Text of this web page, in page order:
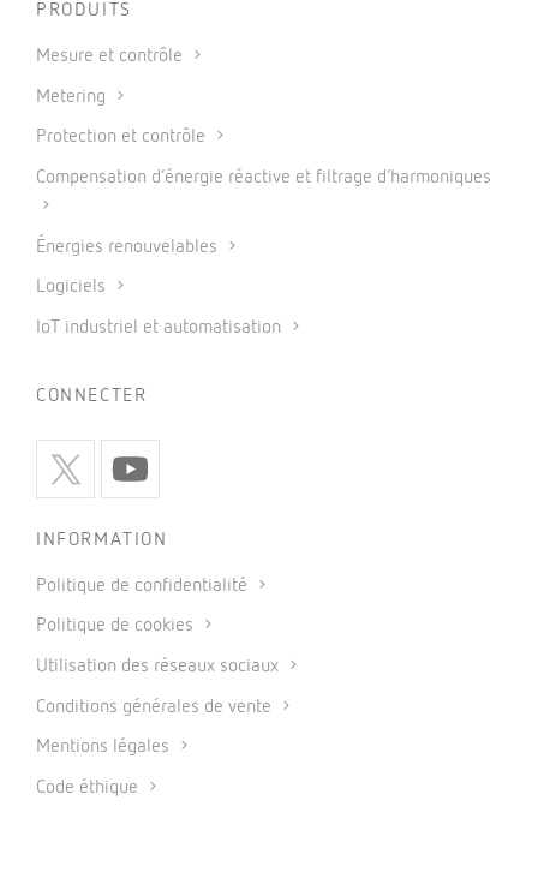
PRODUITS
Mesure et contrôle
Metering
Protection et contrôle
Compensation d’énergie réactive et filtrage d’harmoniques
Énergies renouvelables
Logiciels
IoT industriel et automatisation
CONNECTER
INFORMATION
Politique de confidentialité
Politique de cookies
Utilisation des réseaux sociaux
Conditions générales de vente
Mentions légales
Code éthique